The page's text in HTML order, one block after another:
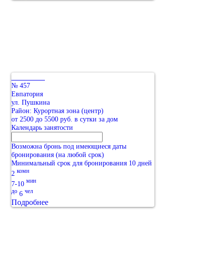
№ 457
Евпатория
ул. Пушкина
Район: Курортная зона (центр)
от 2500 до 5500 руб. в сутки за дом
Календарь занятости
Возможна бронь под имеющиеся даты
бронирования (на любой срок)
Минимальный срок для бронирования 10 дней
2 комн
7-10 мин
до 6 чел
Подробнее